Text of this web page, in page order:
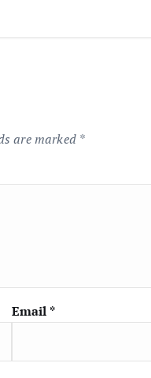
are marked *
Email *